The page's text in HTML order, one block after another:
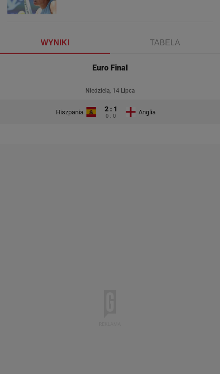
WYNIKI TABELA
Euro Final
Niedziela, 14 Lipca
Hiszpania 2 : 1
0 : 0
Anglia